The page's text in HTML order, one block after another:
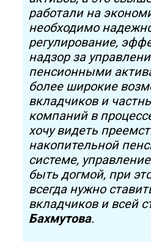
работали на
необходимо
регулирование,
надзор за
пенсионными
более широкие
вкладчиков и
компаний в
хочу видеть
накопительной
системе,
быть догмой, при
всегда нужно
вкладчиков и всей
Бахмутова.